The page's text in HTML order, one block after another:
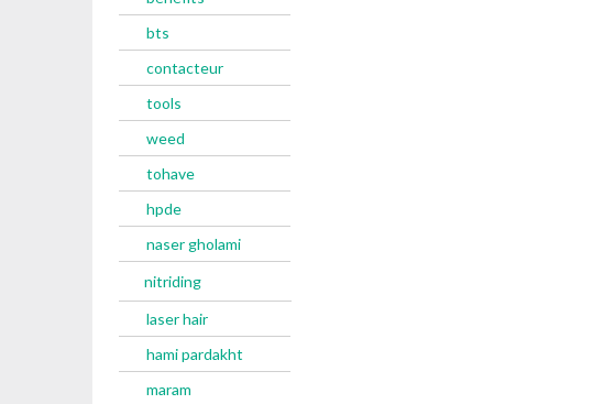
bts
contacteur
tools
weed
tohave
hpde
naser gholami
nitriding
laser hair
hami pardakht
maram